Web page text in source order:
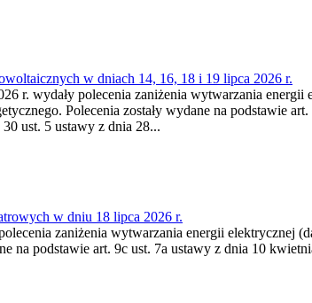
w dniach 14, 16, 18 i 19 lipca 2026 r.
r. wydały polecenia zaniżenia wytwarzania energii
Polecenia zostały wydane na podstawie
ust. 5 ustawy z dnia 28...
w dniu 18 lipca 2026 r.
zaniżenia wytwarzania energii elektrycznej
na podstawie art. 9c ust. 7a ustawy z dnia 10